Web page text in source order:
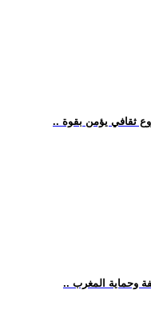
ثقافي يؤمن بقوة
وحماية المغرب